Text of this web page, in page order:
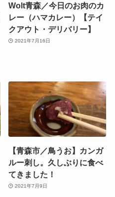
Wolt青森／今日のお肉のカ
レー（ハマカレー）【テイ
クアウト・デリバリー】
2021年7月16日
【青森市／鳥うお】カンガ
ルー刺し。久しぶりに食べ
てきました！
2021年7月9日